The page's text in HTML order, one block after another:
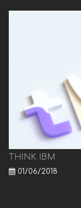
THINK IBM
01/06/2018